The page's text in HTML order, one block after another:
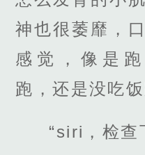
神也很萎靡，
感觉，像是
跑，还是没吃饭
“siri，检查